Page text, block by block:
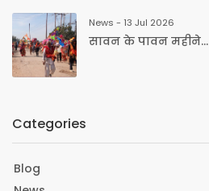
News - 13 Jul 2026
सावन के पावन महीने...
Categories
Blog